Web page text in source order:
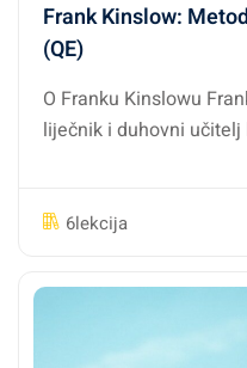
Frank Kinslow:
(QE)
O Franku Kinslowu
liječnik i duhovni učitelj
6lekcija